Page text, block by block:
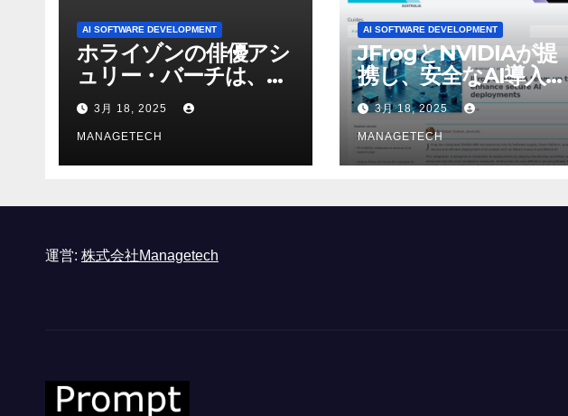
AI SOFTWARE DEVELOPMENT
ホライゾンの俳優アシ
ュリー・バーチは、ソ
ニーのAIアロイのビデ
オを見て「ゲームパフ
ォーマンスという芸術
形式に不安を感じた」
3月 18, 2025
MANAGETECH
AI SOFTWARE DEVELOPMENT
JFrogとNVIDIAが提
携し、安全なAI導入を
強化
3月 18, 2025
MANAGETECH
運営: 株式会社Managetech